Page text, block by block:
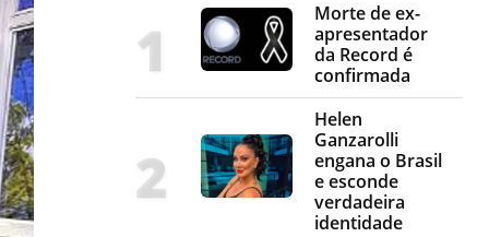
Morte de ex-
apresentador
da Record é
confirmada
Helen
Ganzarolli
engana o Brasil
e esconde
verdadeira
identidade